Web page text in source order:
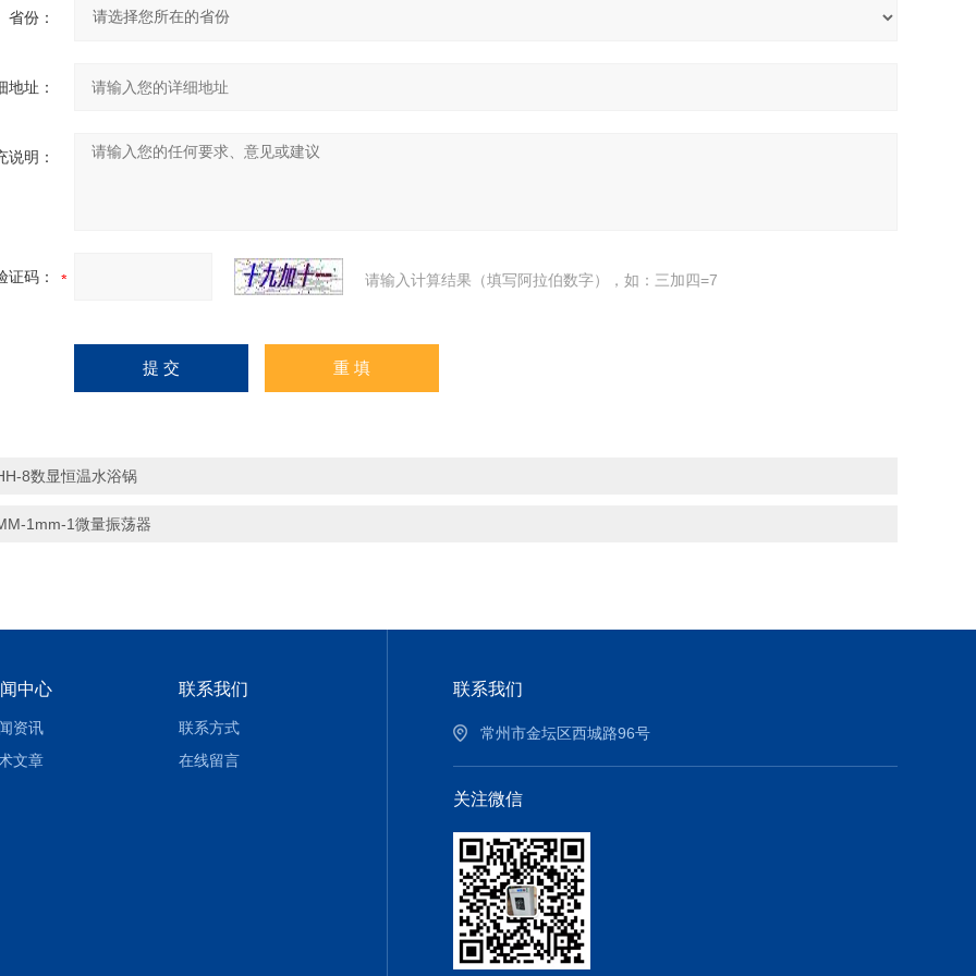
省份：
地址：
说明：
证码： 请输入计算结果（填写阿拉伯数字），如：三加四=7
8数显恒温水浴锅
1mm-1微量振荡器
中心
资讯
文章
联系我们
联系方式
在线留言
联系我们
常州市金坛区西城路96号
关注微信